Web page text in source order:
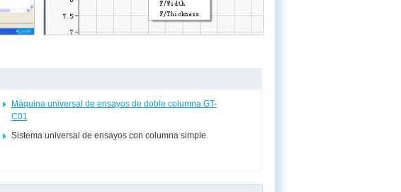
Máquina universal de ensayos de doble columna GT-
C01
Sistema universal de ensayos con columna simple